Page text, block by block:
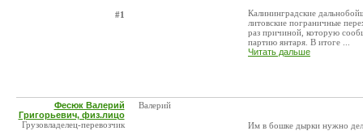
#1
Калининградские
литовские пограничные
раз причиной, которую
партию янтаря. В итоге ...
Читать дальше
Фесюк Валерий
Григорьевич, физ.лицо
Грузовладелец-перевозчик
Валерий
Им в бошке дырки нужно